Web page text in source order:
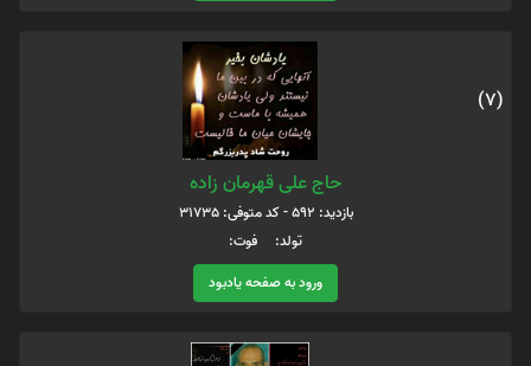
(7)
حاج علی قهرمان زاده
بازدید: 592 - کد متوفی: 31735
تولد: فوت:
ورود به صفحه یادبود